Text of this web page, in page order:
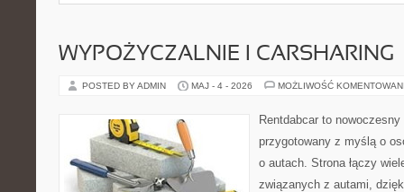
WYPOŻYCZALNIE I CARSHARING
POSTED BY ADMIN MAJ - 4 - 2026 MOŻLIWOŚĆ
Rentdabcar to
przygotowany z myślą o
o autach. Strona łączy
związanych z autami,